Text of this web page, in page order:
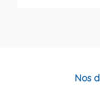
Nos